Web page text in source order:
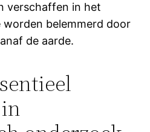
verschaffen in het
belemmerd door
de aarde.